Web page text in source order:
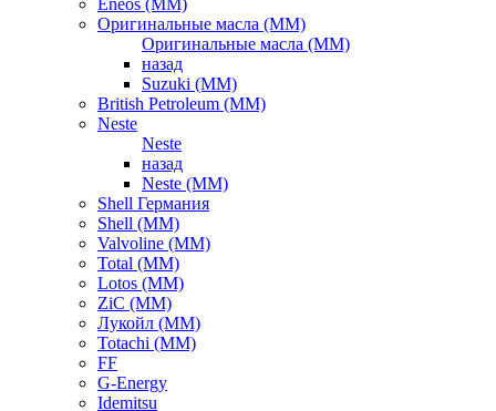
Eneos (ММ)
Оригинальные масла (ММ)
Оригинальные масла (ММ)
назад
Suzuki (ММ)
British Petroleum (ММ)
Neste
Neste
назад
Neste (ММ)
Shell Германия
Shell (ММ)
Valvoline (ММ)
Total (ММ)
Lotos (ММ)
ZiC (ММ)
Лукойл (ММ)
Totachi (MM)
FF
G-Energy
Idemitsu